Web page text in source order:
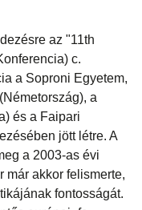
az "11th
c.
a Soproni Egyetem,
a
és a Faipari
jött létre. A
a 2003-as évi
már akkor felismerte,
fontosságát.